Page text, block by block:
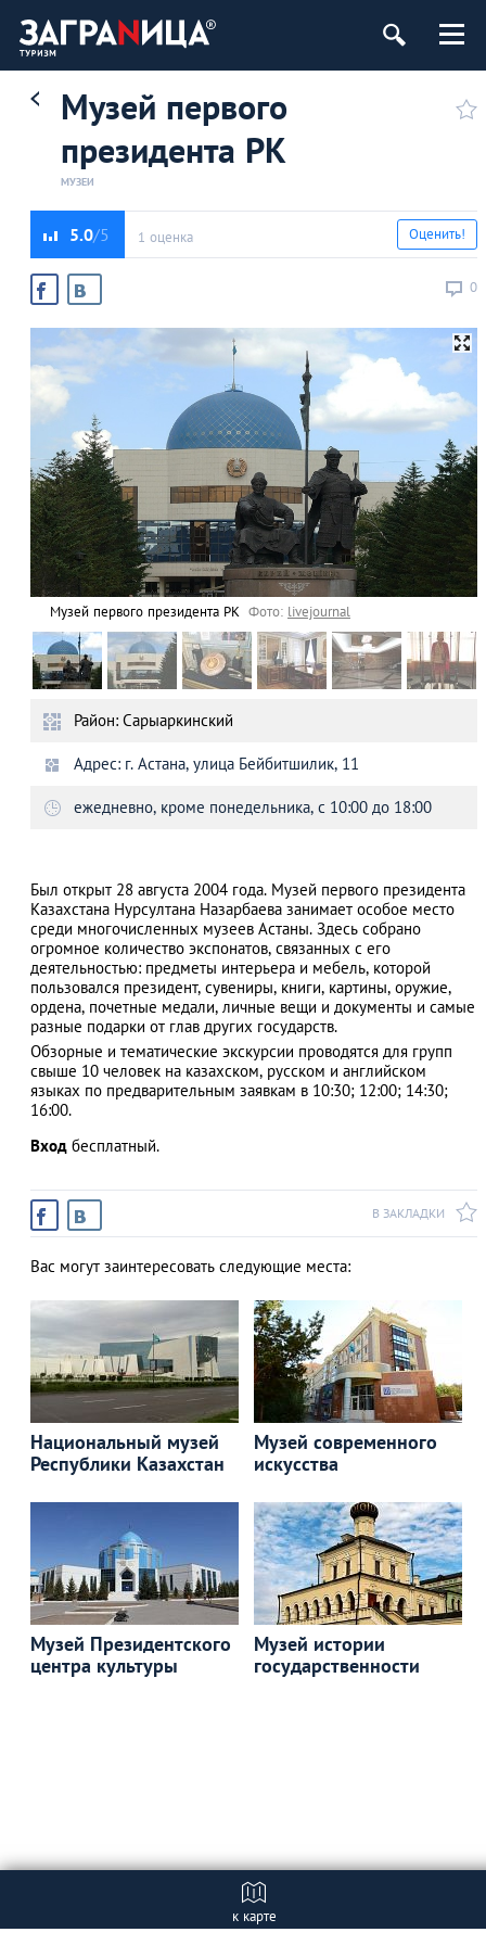
АЗАД
Музей первого
президента РК
МУЗЕИ
5.0 1 оценка
0
Оценить!
Музей первого президента РК Фото: livejournal
Район: Сарыаркинский
Адрес: г. Астана, улица Бейбитшилик, 11
ежедневно, кроме понедельника, с 10:00 до 18:00
Был открыт 28 августа 2004 года. Музей первого президента
Казахстана Нурсултана Назарбаева занимает особое место
среди многочисленных музеев Астаны. Здесь собрано
огромное количество экспонатов, связанных с его
деятельностью: предметы интерьера и мебель, которой
пользовался президент, сувениры, книги, картины, оружие,
ордена, почетные медали, личные вещи и документы и самые
разные подарки от глав других государств.
Обзорные и тематические экскурсии проводятся для групп
свыше 10 человек на казахском, русском и английском
языках по предварительным заявкам в 10:30; 12:00; 14:30;
16:00.
Вход бесплатный.
В ЗАКЛАДКИ
Вас могут заинтересовать следующие места:
Национальный музей
Республики Казахстан
Музей современного
искусства
Музей Президентского
центра культуры
Музей истории
государственности
к карте